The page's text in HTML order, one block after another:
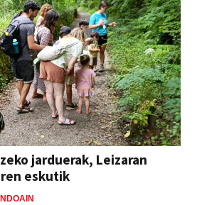
jarduerak, Leizaran
eskutik